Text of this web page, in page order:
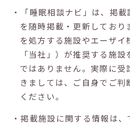
・「睡眠相談ナビ」は、掲
を随時掲載・更新しており
を処方する施設やエーザイ
「当社」）が推奨する施
ではありません。実際に受
きましては、ご自身でご判
ください。
・掲載施設に関する情報は